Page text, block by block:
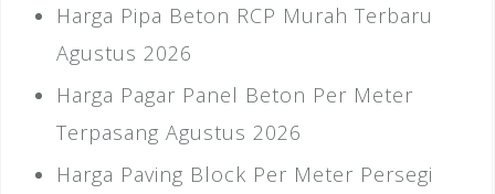
Harga Pipa Beton RCP Murah Terbaru
Agustus 2026
Harga Pagar Panel Beton Per Meter
Terpasang Agustus 2026
Harga Paving Block Per Meter Persegi